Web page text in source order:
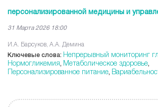
персонализированной медицины и
31 Марта 2026 18:00
И.А. Барсуков, А.А. Демина
Ключевые слова: Непрерывный мониторинг
Нормогликемия, Метаболическое здоровье,
Персонализированное питание,